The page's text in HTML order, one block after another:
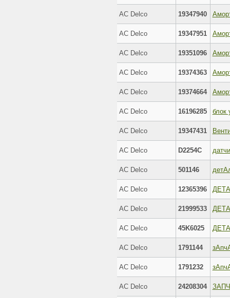
AC Delco 19347940
AC Delco 19347951
AC Delco 19351096
AC Delco 19374363
AC Delco 19374664
AC Delco 16196285 блок
AC Delco 19347431
AC Delco D2254C
AC Delco 501146
AC Delco 12365396
AC Delco 21999533
AC Delco 45K6025
AC Delco 1791144
AC Delco 1791232
AC Delco 24208304